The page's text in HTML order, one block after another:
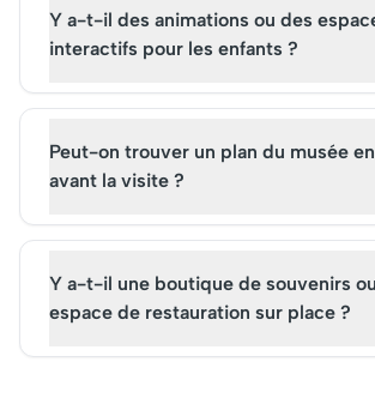
Y a-t-il des animations ou des
interactifs pour les enfants ?
Peut-on trouver un plan du musée
avant la visite ?
Y a-t-il une boutique de souvenirs
espace de restauration sur place ?